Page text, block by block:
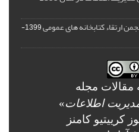
ارتقاء کتابخانه های عمومی
1399-
مجله
اطلاعات»
کامنز